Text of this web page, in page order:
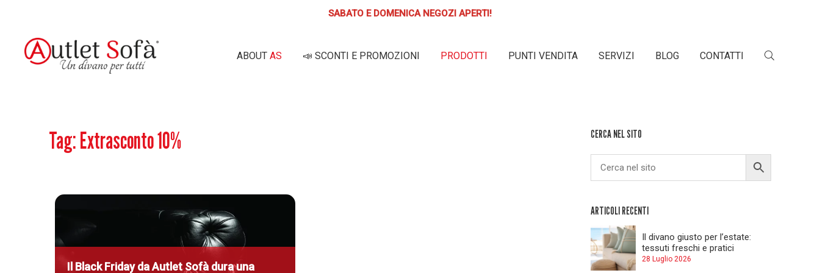
SABATO E DOMENICA NEGOZI APERTI!
ABOUT AS 📣 SCONTI E PROMOZIONI PRODOTTI PUNTI VENDITA SERVIZI BLOG CONTATTI
Tag:Extrasconto 10%
Il Black Friday daAutletSofà dura una
CERCA NEL SITO
ARTICOLI RECENTI
Il divano giusto per l’estate:
tessuti freschi e pratici
28 Luglio 2026